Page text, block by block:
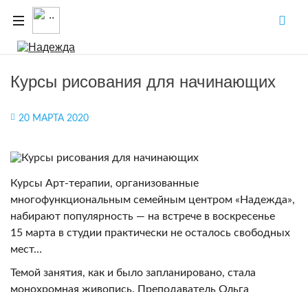
Курсы рисования для начинающих
20 МАРТА 2020
Курсы Арт-терапии, организованные
многофункциональным семейным центром «Надежда»,
набирают популярность — на встрече в воскресенье
15 марта в студии практически не осталось свободных
мест…
Темой занятия, как и было запланировано, стала
монохромная живопись. Преподаватель Ольга